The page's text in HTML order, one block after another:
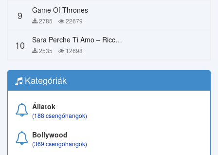
9 Game Of Thrones
2785 22679
10 Sara Perche Ti Amo – Ricchi E Poveri
2535 12698
Kategóriák
Állatok
(188 csengőhangok)
Bollywood
(369 csengőhangok)